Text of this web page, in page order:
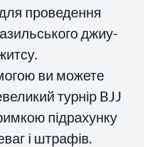
проведення
джиу-
ви можете
турнір BJJ
підрахунку
і штрафів.